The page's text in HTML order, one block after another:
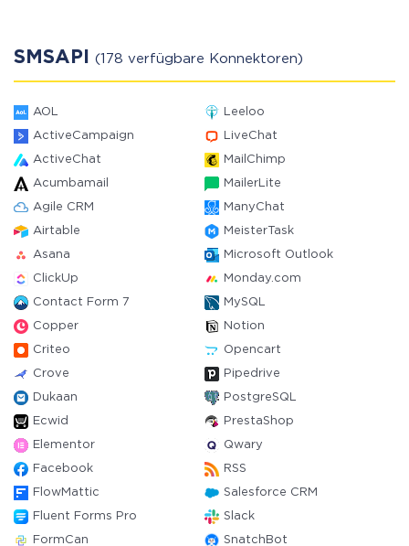
SMSAPI (178 verfügbare Konnektoren)
AOL Leeloo
ActiveCampaign LiveChat
ActiveChat MailChimp
Acumbamail MailerLite
Agile CRM ManyChat
Airtable MeisterTask
Asana Microsoft Outlook
ClickUp Monday.com
Contact Form 7 MySQL
Copper Notion
Criteo Opencart
Crove Pipedrive
Dukaan PostgreSQL
Ecwid PrestaShop
Elementor Qwary
Facebook RSS
FlowMattic Salesforce CRM
Fluent Forms Pro Slack
FormCan SnatchBot